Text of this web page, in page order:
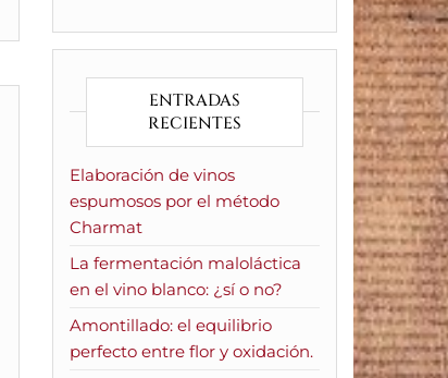
ENTRADAS
RECIENTES
Elaboración de vinos
espumosos por el método
Charmat
La fermentación maloláctica
en el vino blanco: ¿sí o no?
Amontillado: el equilibrio
perfecto entre flor y oxidación.